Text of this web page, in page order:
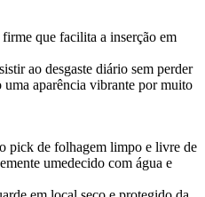
que facilita a inserção em
ao desgaste diário sem perder
aparência vibrante por muito
pick de folhagem limpo e livre de
umedecido com água e